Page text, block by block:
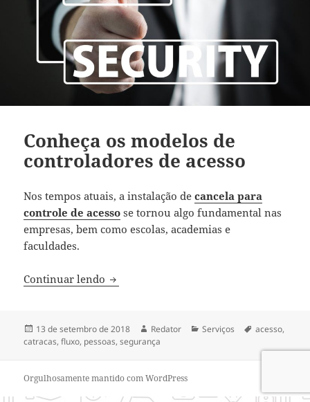
Conheça os modelos de
controladores de acesso
Nos tempos atuais, a instalação decancela para
controle de acesso se tornou algo fundamental nas
empresas, bem como escolas, academias e
faculdades.
Continuar lendo Conheça os modelos de controladores
Publicado
em
13 de setembro de 2018 Autor
Redator Categorias
Serviços Tags
acesso,
catracas,fluxo, pessoas,segurança
Orgulhosamente mantido com WordPress